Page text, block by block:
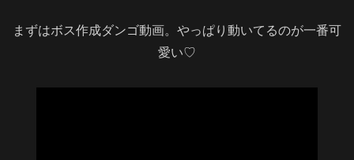
まずはボス作成ダンゴ動画。やっぱり動いてるのが一番可
愛い♡